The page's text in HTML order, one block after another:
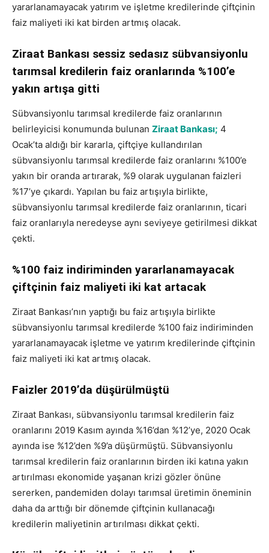
yararlanamayacak yatırım ve işletme kredilerinde çiftçinin
faiz maliyeti iki kat birden artmış olacak.
Ziraat Bankası sessiz sedasız sübvansiyonlu
tarımsal kredilerin faiz oranlarında %100’e
yakın artışa gitti
Sübvansiyonlu tarımsal kredilerde faiz oranlarının
belirleyicisi konumunda bulunan Ziraat Bankası; 4
Ocak’ta aldığı bir kararla, çiftçiye kullandırılan
sübvansiyonlu tarımsal kredilerde faiz oranlarını %100’e
yakın bir oranda artırarak, %9 olarak uygulanan faizleri
%17’ye çıkardı. Yapılan bu faiz artışıyla birlikte,
sübvansiyonlu tarımsal kredilerde faiz oranlarının, ticari
faiz oranlarıyla neredeyse aynı seviyeye getirilmesi dikkat
çekti.
%100 faiz indiriminden yararlanamayacak
çiftçinin faiz maliyeti iki kat artacak
Ziraat Bankası’nın yaptığı bu faiz artışıyla birlikte
sübvansiyonlu tarımsal kredilerde %100 faiz indiriminden
yararlanamayacak işletme ve yatırım kredilerinde çiftçinin
faiz maliyeti iki kat artmış olacak.
Faizler 2019’da düşürülmüştü
Ziraat Bankası, sübvansiyonlu tarımsal kredilerin faiz
oranlarını 2019 Kasım ayında %16’dan %12’ye, 2020 Ocak
ayında ise %12’den %9’a düşürmüştü. Sübvansiyonlu
tarımsal kredilerin faiz oranlarının birden iki katına yakın
artırılması ekonomide yaşanan krizi gözler önüne
sererken, pandemiden dolayı tarımsal üretimin öneminin
daha da arttığı bir dönemde çiftçinin kullanacağı
kredilerin maliyetinin artırılması dikkat çekti.